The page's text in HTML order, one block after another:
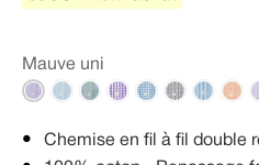
Mauve uni
Chemise en fil à fil double